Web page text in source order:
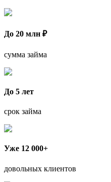
До 20 млн ₽
сумма займа
До 5 лет
срок займа
Уже 12 000+
довольных клиентов